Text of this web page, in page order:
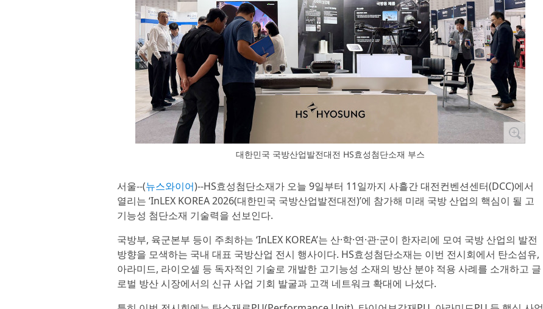
대한민국 국방산업발전대전 HS효성첨단소재 부스
서울--(뉴스와이어)--HS효성첨단소재가 오늘 9일부터 11일까지 사흘간 대전컨벤션센터(DCC)에서
열리는 ‘InLEX KOREA 2026(대한민국 국방산업발전대전)’에 참가해 미래 국방 산업의 핵심이 될 고
기능성 첨단소재 기술력을 선보인다.
국방부, 육군본부 등이 주최하는 ‘InLEX KOREA’는 산·학·연·관·군이 한자리에 모여 국방 산업의 발전
방향을 모색하는 국내 대표 국방산업 전시 행사이다. HS효성첨단소재는 이번 전시회에서 탄소섬유,
아라미드, 라이오셀 등 독자적인 기술로 개발한 고기능성 소재의 방산 분야 적용 사례를 소개하고 글
로벌 방산 시장에서의 신규 사업 기회 발굴과 고객 네트워크 확대에 나섰다.